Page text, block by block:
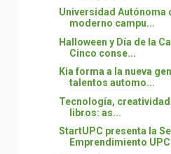
Universidad Autónoma
moderno campu...
Halloween y Día de la
Cinco conse...
Kia forma a la nueva
talentos automo...
Tecnología, creatividad
libros: as...
StartUPC presenta la
Emprendimiento